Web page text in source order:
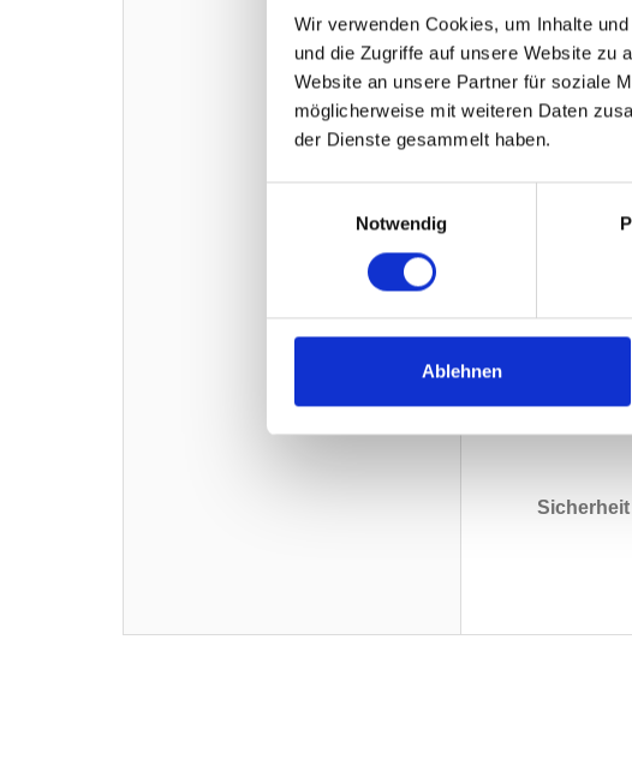
Wir verwenden Cookies, um Inhalte
und die Zugriffe auf unsere Website zu
Website an unsere Partner für soziale
möglicherweise mit weiteren Daten
der Dienste gesammelt haben.
Notwendig
Ablehnen
Sicherheit